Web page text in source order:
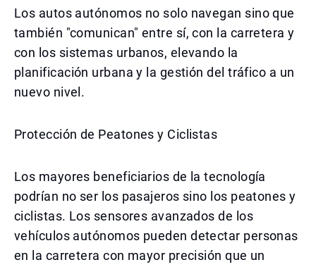
Los autos autónomos no solo navegan sino que
también "comunican" entre sí, con la carretera y
con los sistemas urbanos, elevando la
planificación urbana y la gestión del tráfico a un
nuevo nivel.
Protección de Peatones y Ciclistas
Los mayores beneficiarios de la tecnología
podrían no ser los pasajeros sino los peatones y
ciclistas. Los sensores avanzados de los
vehículos autónomos pueden detectar personas
en la carretera con mayor precisión que un